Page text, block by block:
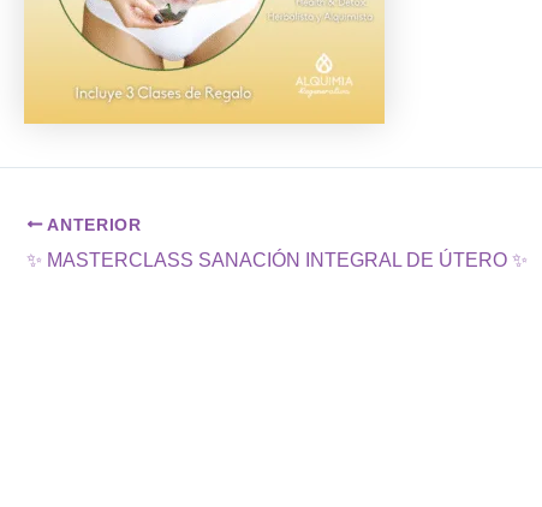
ANTERIOR
✨ MASTERCLASS SANACIÓN INTEGRAL DE ÚTERO ✨